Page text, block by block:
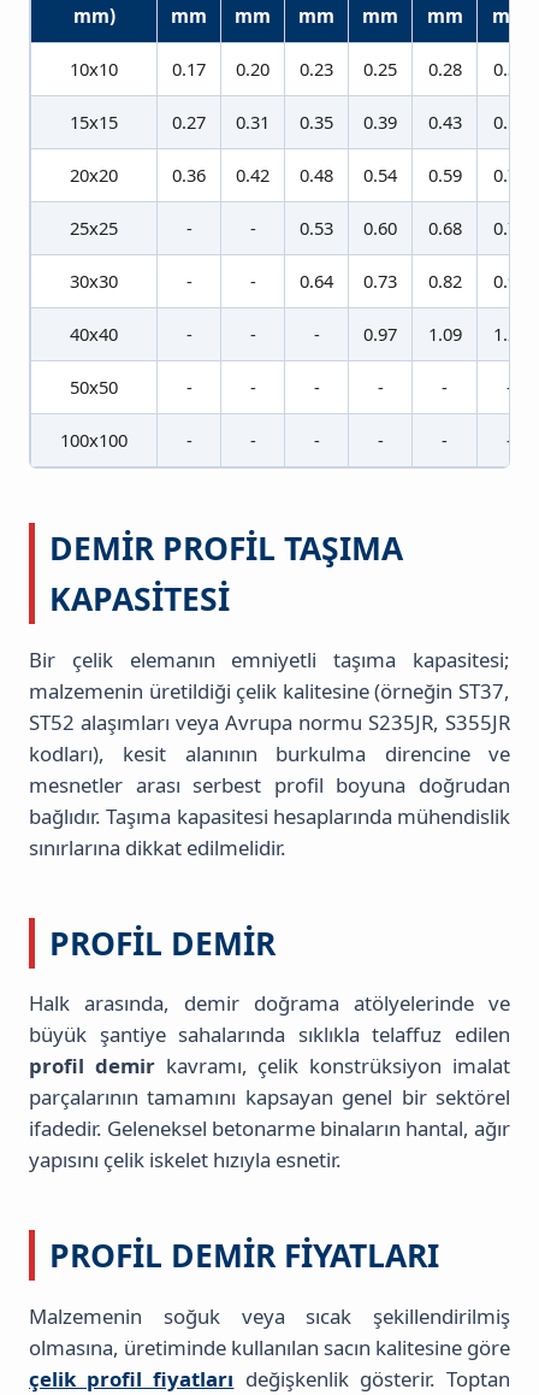
mm)
mm
mm
mm
mm
mm
mm
10x10 0.17 0.20 0.23 0.25 0.28 0.32
15x15 0.27 0.31 0.35 0.39 0.43 0.52
20x20 0.36 0.42 0.48 0.54 0.59 0.70
25x25 - - 0.53 0.60 0.68 0.75
30x30 - - 0.64 0.73 0.82 0.90
40x40 - - - 0.97 1.09 1.21
50x50 - - - - - -
100x100 - - - - - -
DEMIR PROFIL TAŞIMA
KAPASITESI
Bir çelik elemanın emniyetli taşıma kapasitesi;
malzemenin üretildiği çelik kalitesine (örneğin ST37,
ST52 alaşımları veya Avrupa normu S235JR, S355JR
kodları), kesit alanının burkulma direncine ve
mesnetler arası serbest profil boyuna doğrudan
bağlıdır. Taşıma kapasitesi hesaplarında mühendislik
sınırlarına dikkat edilmelidir.
PROFIL DEMIR
Halk arasında, demir doğrama atölyelerinde ve
büyük şantiye sahalarında sıklıkla telaffuz edilen
profil demirkavramı, çelik konstrüksiyon imalat
parçalarının tamamını kapsayan genel bir sektörel
ifadedir. Geleneksel betonarme binaların hantal, ağır
yapısını çelik iskelet hızıyla esnetir.
PROFIL DEMIR FIYATLARI
Malzemenin soğuk veya sıcak şekillendirilmiş
olmasına, üretiminde kullanılan sacın kalitesine göre
çelik profil fiyatları değişkenlik gösterir. Toptan